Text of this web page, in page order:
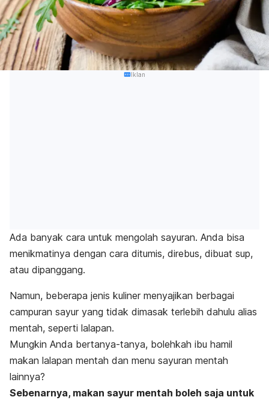
Iklan
Ada banyak cara untuk mengolah sayuran. Anda bisa
menikmatinya dengan cara ditumis, direbus, dibuat sup,
atau dipanggang.
Namun, beberapa jenis kuliner menyajikan berbagai
campuran sayur yang tidak dimasak terlebih dahulu alias
mentah, seperti lalapan.
Mungkin Anda bertanya-tanya, bolehkah ibu hamil
makan lalapan mentah dan menu sayuran mentah
lainnya?
Sebenarnya, makan sayur mentah boleh saja untuk